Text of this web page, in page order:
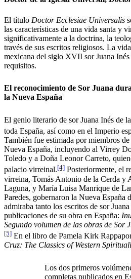
El título Doctor Ecclesiae Universalis
las características de una vida santa y
significativamente a la doctrina, la
través de sus escritos religiosos. La
mexicana del siglo XVII sor Juana
requisitos.
El reconocimiento de Sor Juana
la Nueva España
El genio literario de sor Juana Inés de
toda España, así como en el Imperio
También fue estimada por miembros
Nueva España, incluyendo al Virrey
Toledo y a Doña Leonor Carreto,
palacio virreinal.[4] Posteriormente, el
virreina, Tomás Antonio de la Cerda y
Laguna, y María Luisa Manrique de
Paredes, gobernaron la Nueva España
admiraba tanto los escritos de sor
publicaciones de su obra en España:
Segundo volumen de las obras de Sor
[5] En el libro de Pamela Kirk
Cruz: The Classics of Western
Los dos primeros
completas publicados en